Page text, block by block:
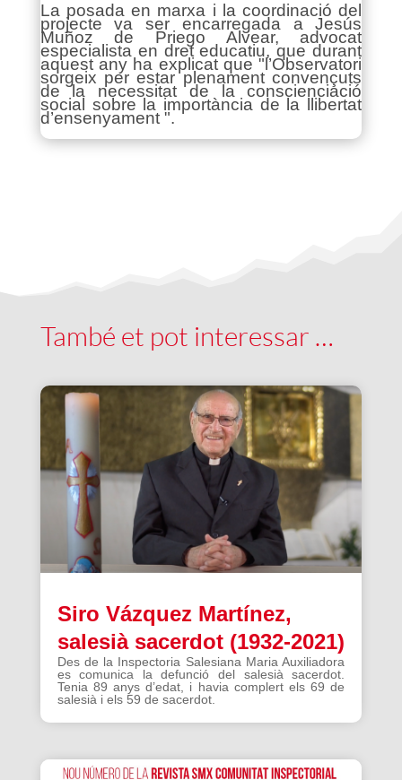
La posada en marxa i la coordinació del
projecte va ser encarregada a Jesús
Muñoz de Priego Alvear, advocat
especialista en dret educatiu, que durant
aquest any ha explicat que "l’Observatori
sorgeix per estar plenament convençuts
de la necessitat de la conscienciació
social sobre la importància de la llibertat
d’ensenyament ".
També et pot interessar …
Siro Vázquez Martínez,
salesià sacerdot (1932-2021)
Des de la Inspectoria Salesiana Maria Auxiliadora
es comunica la defunció del salesià sacerdot.
Tenia 89 anys d’edat, i havia complert els 69 de
salesià i els 59 de sacerdot.